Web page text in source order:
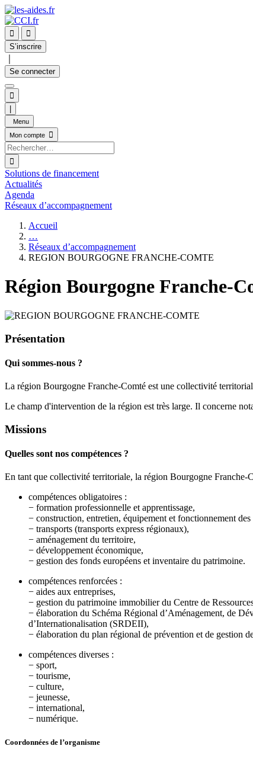


S’inscrire
Se connecter

Menu
Mon compte


Solutions de financement
Actualités
Agenda
Réseaux d’accompagnement
Accueil
…
Réseaux d’accompagnement
REGION BOURGOGNE FRANCHE-COMTE
Région Bourgogne Franche-
Présentation
Qui sommes-nous ?
La région Bourgogne Franche-Comté est une collectivité
Le champ d'intervention de la région est très large. Il concerne
Missions
Quelles sont nos compétences ?
En tant que collectivité territoriale, la région Bourgogne Franche-
compétences obligatoires :
− formation professionnelle et apprentissage,
− construction, entretien, équipement et fonctionnement des
− transports (transports express régionaux),
− aménagement du territoire,
− développement économique,
− gestion des fonds européens et inventaire du patrimoine.
compétences renforcées :
− aides aux entreprises,
− gestion du patrimoine immobilier du Centre de
− élaboration du Schéma Régional d’Aménagement, de
d’Internationalisation (SRDEII),
− élaboration du plan régional de prévention et de gestion
compétences diverses :
− sport,
− tourisme,
− culture,
− jeunesse,
− international,
− numérique.
Coordonnées de l’organisme